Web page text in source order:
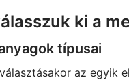
ki a
típusai
az egyik